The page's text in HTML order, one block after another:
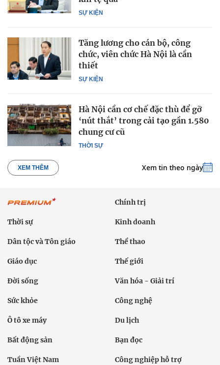
SỰ KIỆN
SỰ KIỆN
Tăng lương cho cán bộ, công
chức, viên chức Hà Nội là cần
thiết
THỜI SỰ
Hà Nội cần cơ chế đặc thù để gỡ
‘nút thắt’ trong cải tạo gần 1.580
chung cư cũ
XEM THÊM Xem tin theo ngày
Chính trị
Thời sự Kinh doanh
Dân tộc và Tôn giáo Thể thao
Giáo dục Thế giới
Đời sống Văn hóa - Giải trí
Sức khỏe Công nghệ
Ô tô xe máy Du lịch
Bất động sản Bạn đọc
Tuần Việt Nam Công nghiệp hỗ trợ